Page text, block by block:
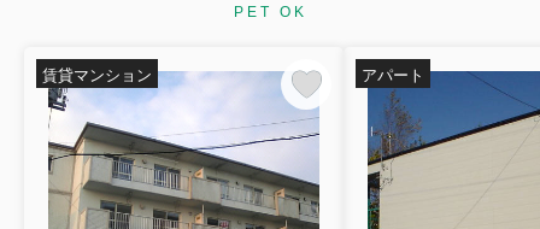
PET OK
賃貸マンション アパート